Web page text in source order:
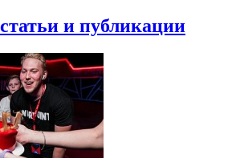
статьи и публикации